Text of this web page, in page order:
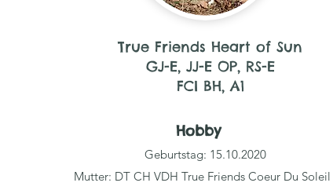
True Friends Heart of Sun
GJ-E, JJ-E OP, RS-E
FCI BH, A1
Hobby
Geburtstag: 15.10.2020
Mutter: DT CH VDH True Friends Coeur Du Soleil